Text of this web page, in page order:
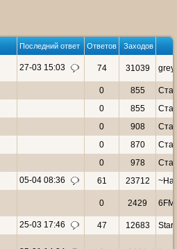
Последний ответ Ответов Заходов
27-03 15:03 74 31039
0 855
0 855
0 908
0 870
0 978
05-04 08:36 61 23712
0 2429 6FM
25-03 17:46 47 12683